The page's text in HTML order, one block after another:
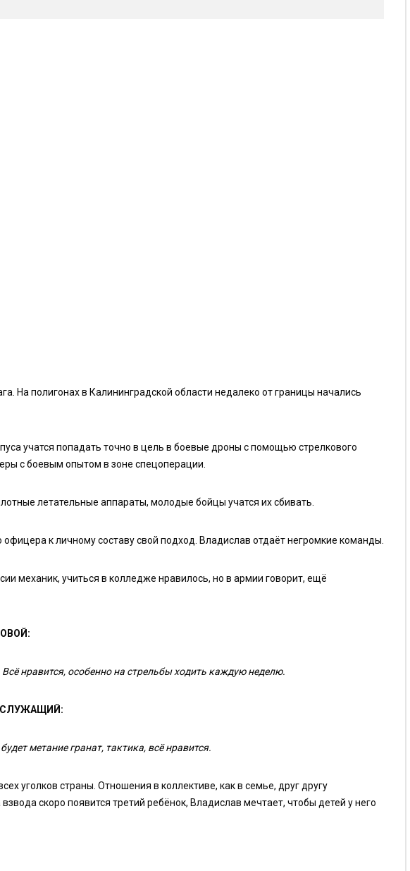
На полигонах в Калининградской области недалеко от границы начались
учатся попадать точно в цель в боевые дроны с помощью стрелкового
с боевым опытом в зоне спецоперации.
летательные аппараты, молодые бойцы учатся их сбивать.
офицера к личному составу свой подход. Владислав отдаёт негромкие команды.
механик, учиться в колледже нравилось, но в армии говорит, ещё
нравится, особенно на стрельбы ходить каждую неделю.
метание гранат, тактика, всё нравится.
уголков страны. Отношения в коллективе, как в семье, друг другу
скоро появится третий ребёнок, Владислав мечтает, чтобы детей у него